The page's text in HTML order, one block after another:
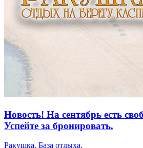
Новость! На сентябрь есть
Успейте за бронировать.
Ракушка. База отдыха.